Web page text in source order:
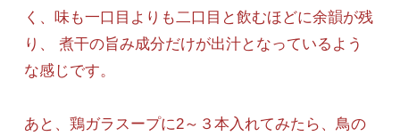
く、味も一口目よりも二口目と飲むほどに余韻が残
り、 煮干の旨み成分だけが出汁となっているよう
な感じです。
あと、鶏ガラスープに2～３本入れてみたら、鳥の